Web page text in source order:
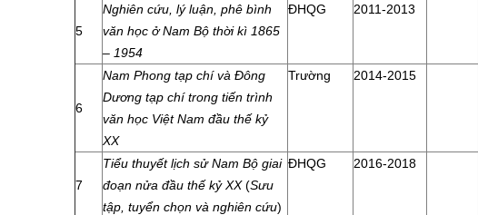
5
Nghiên cứu, lý luận, phê bình
văn học ở Nam Bộ thời kì 1865
– 1954
ĐHQG
2011-2013
6
Nam Phong tạp chí và Đông
Dương tạp chí trong tiến trình
văn học Việt Nam đầu thế kỷ
XX
Trường 2014-2015
7
Tiểu thuyết lịch sử Nam Bộ giai
đoạn nửa đầu thế kỷ XX(Sưu
tập, tuyển chọn và nghiên cứu)
ĐHQG 2016-2018